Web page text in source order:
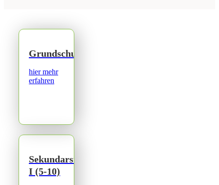
Grundschule
hier mehr
erfahren
Sekundarstufe
I (5-10)